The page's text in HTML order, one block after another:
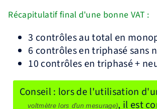
Récapitulatif final d'une bonne VAT :
3 contrôles au total en
6 contrôles en triphasé sans
10 contrôles en triphasé +
Conseil : lors de l'utilisation
voltmètre lors d'un mesurage), il est